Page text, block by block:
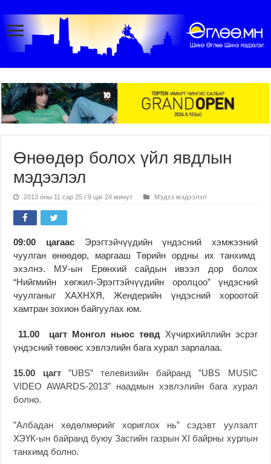
Өнөөдөр болох үйл явдлын
мэдээлэл
2013 оны 11 сар 25 / 9 цаг 24 минут Мэдээ мэдээлэл
09:00 цагаасЭрэгтэйчүүдийн үндэсний хэмжээний
чуулган өнөөдөр, маргааш Төрийн ордны их танхимд
эхэлнэ. МУ-ын Ерөнхий сайдын ивээл дор болох
“Нийгмийн хөгжил-Эрэгтэйчүүдийн оролцоо” үндэсний
чуулганыг ХАХНХЯ, Жендерийн үндэсний хороотой
хамтран зохион байгуулах юм.
11.00 цагт Монгол ньюс төвд Хүчирхийллийн эсрэг
үндэсний төвөөс хэвлэлийн бага хурал зарлалаа.
15.00 цагт”UBS” телевизийн байранд ”UBS MUSIC
VIDEO AWARDS-2013” наадмын хэвлэлийн бага хурал
болно.
”Албадан хөдөлмөрийг хориглох нь” сэдэвт уулзалт
ХЭҮК-ын байранд буюу Засгийн газрын XI байрны хурлын
танхимд болно.